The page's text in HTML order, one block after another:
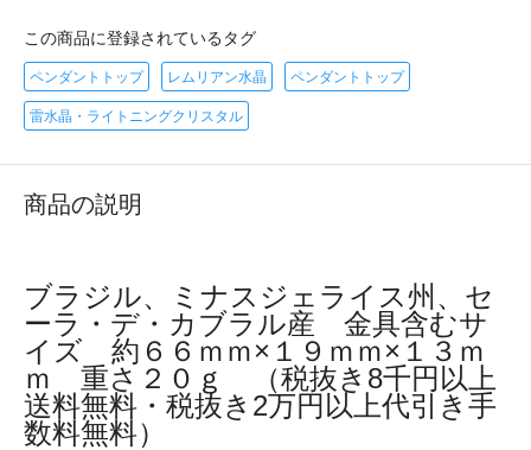
この商品に登録されているタグ
ペンダントトップ レムリアン水晶 ペンダントトップ
雷水晶・ライトニングクリスタル
商品の説明
ブラジル、ミナスジェライス州、セ
ーラ・デ・カブラル産 金具含むサ
イズ 約６６ｍｍ×１９ｍｍ×１３ｍ
ｍ 重さ２０ｇ （税抜き8千円以上
送料無料・税抜き2万円以上代引き手
数料無料）